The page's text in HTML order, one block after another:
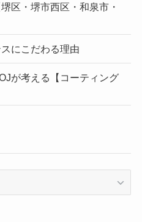
区・堺市西区・和泉市・
にこだわる理由
が考える【コーティング